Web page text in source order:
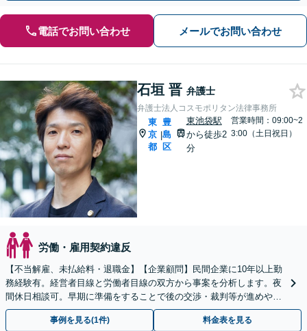
電話でお問い合わせ メールでお問い合わせ
石垣 晋 弁護士
弁護士法人コスモポリタン法律事務所
東
京
都
|
豊
島
区
東池袋駅
から徒歩2
分
営業時間：09:00~2
3:00（土日祝日）
労働・雇用契約違反
【不当解雇、未払給料・退職金】【企業顧問】民間企業に10年以上勤
務経験有。経営者目線と労働者目線の双方から事案を分析します。夜
間休日相談可。早期に準備をすることで後の交渉・裁判等が進めやす
くなります。お仕事に関するお悩みをお聞きします。
事例を見る(1件) 料金表を見る